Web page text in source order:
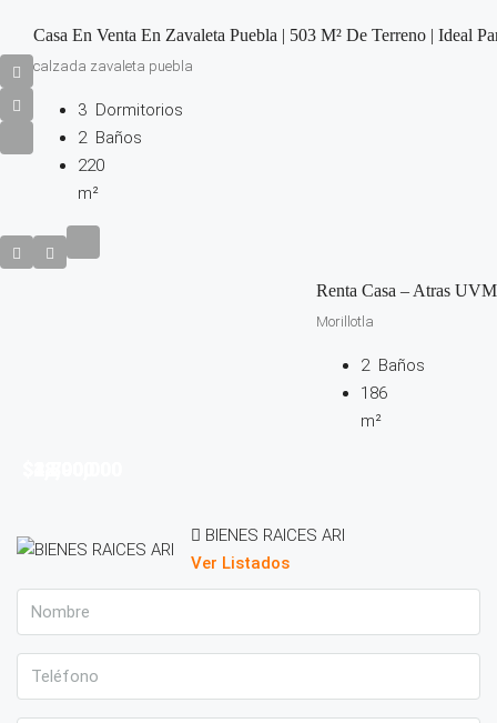
Casa En Venta En Zavaleta Puebla | 503 M² De Terreno | Ideal
calzada zavaleta puebla
3 Dormitorios
2 Baños
220
m²
Renta Casa – Atras UVM
Morillotla
2 Baños
186
m²
BIENES RAICES ARI
Ver Listados